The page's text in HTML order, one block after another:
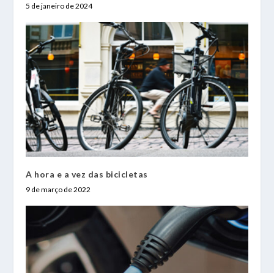
5 de janeiro de 2024
A hora e a vez das bicicletas
9 de março de 2022